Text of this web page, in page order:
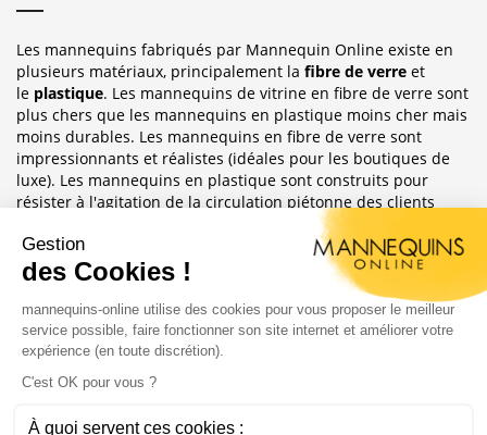
Les mannequins fabriqués par Mannequin Online existe en
plusieurs matériaux, principalement la fibre de verre et
le plastique. Les mannequins de vitrine en fibre de verre sont
plus chers que les mannequins en plastique moins cher mais
moins durables. Les mannequins en fibre de verre sont
impressionnants et réalistes (idéales pour les boutiques de
luxe). Les mannequins en plastique sont construits pour
résister à l'agitation de la circulation piétonne des clients
habituellement observée dans le magasin où ils sont placés.
Sublimez Vos Boutiques, Vitrines Et
Les mannequins sont idéales pour les magasins de détail, en
étalages de magasin ou décoration de vitrine. Ils ont
d'afficher leurs produits ou prendre des photos.